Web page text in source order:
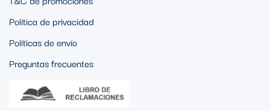
Política de privacidad
Políticas de envío
Preguntas frecuentes